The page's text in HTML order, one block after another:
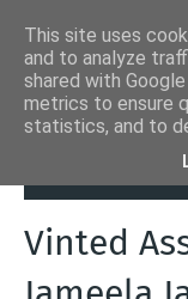
Vinted
This site uses
and to analyze
shared with
metrics to ensure
statistics, and to